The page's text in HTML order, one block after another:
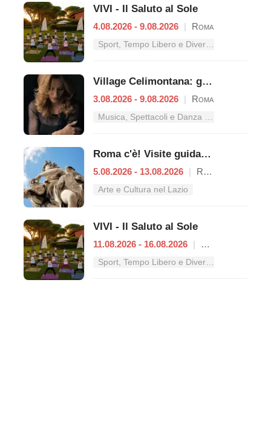
VIVI - Il Saluto al Sole
4.08.2026 - 9.08.2026 | Roma
Village Celimontana: gli appuntamenti dal 3 al 9 agosto
3.08.2026 - 9.08.2026 | Roma
Roma c'è! Visite guidate (anche per bambini) dal 5 al 13 agosto 2026
5.08.2026 - 13.08.2026 | Roma
Arte e Cultura nel Lazio
VIVI - Il Saluto al Sole
11.08.2026 - 16.08.2026 |